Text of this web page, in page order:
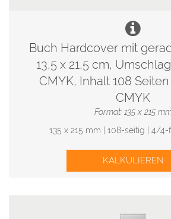
Buch Hardcover mit
13,5 x 21,5 cm,
CMYK, Inhalt 108
CMYK
Format: 135 x 215
135 x 215 mm | 108-seitig | 4/
KALKULIEREN